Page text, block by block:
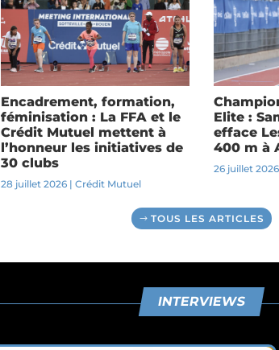
Encadrement, formation,
féminisation : La FFA et le
Crédit Mutuel mettent à
l’honneur les initiatives de
30 clubs
28 juillet 2026 |Crédit Mutuel
Elite :
efface
400 m à
26 juillet 2026
TOUS LES ARTICLES
INTERVIEWS